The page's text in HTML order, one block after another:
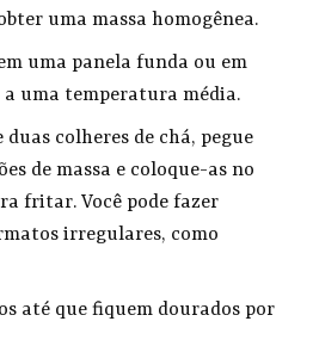
uma massa homogênea.
uma panela funda ou em
uma temperatura média.
duas colheres de chá, pegue
de massa e coloque-as no
fritar. Você pode fazer
irregulares, como
até que fiquem dourados por